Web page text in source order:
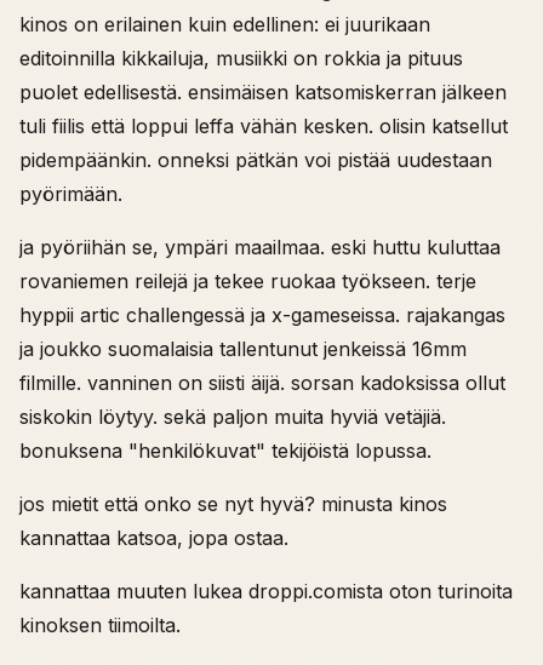
kinos on erilainen kuin edellinen: ei juurikaan
editoinnilla kikkailuja, musiikki on rokkia ja pituus
puolet edellisestä. ensimäisen katsomiskerran jälkeen
tuli fiilis että loppui leffa vähän kesken. olisin katsellut
pidempäänkin. onneksi pätkän voi pistää uudestaan
pyörimään.
ja pyöriihän se, ympäri maailmaa. eski huttu kuluttaa
rovaniemen reilejä ja tekee ruokaa työkseen. terje
hyppii artic challengessä ja x-gameseissa. rajakangas
ja joukko suomalaisia tallentunut jenkeissä 16mm
filmille. vanninen on siisti äijä. sorsan kadoksissa ollut
siskokin löytyy. sekä paljon muita hyviä vetäjiä.
bonuksena "henkilökuvat" tekijöistä lopussa.
jos mietit että onko se nyt hyvä? minusta kinos
kannattaa katsoa, jopa ostaa.
kannattaa muuten lukea droppi.comista oton turinoita
kinoksen tiimoilta.